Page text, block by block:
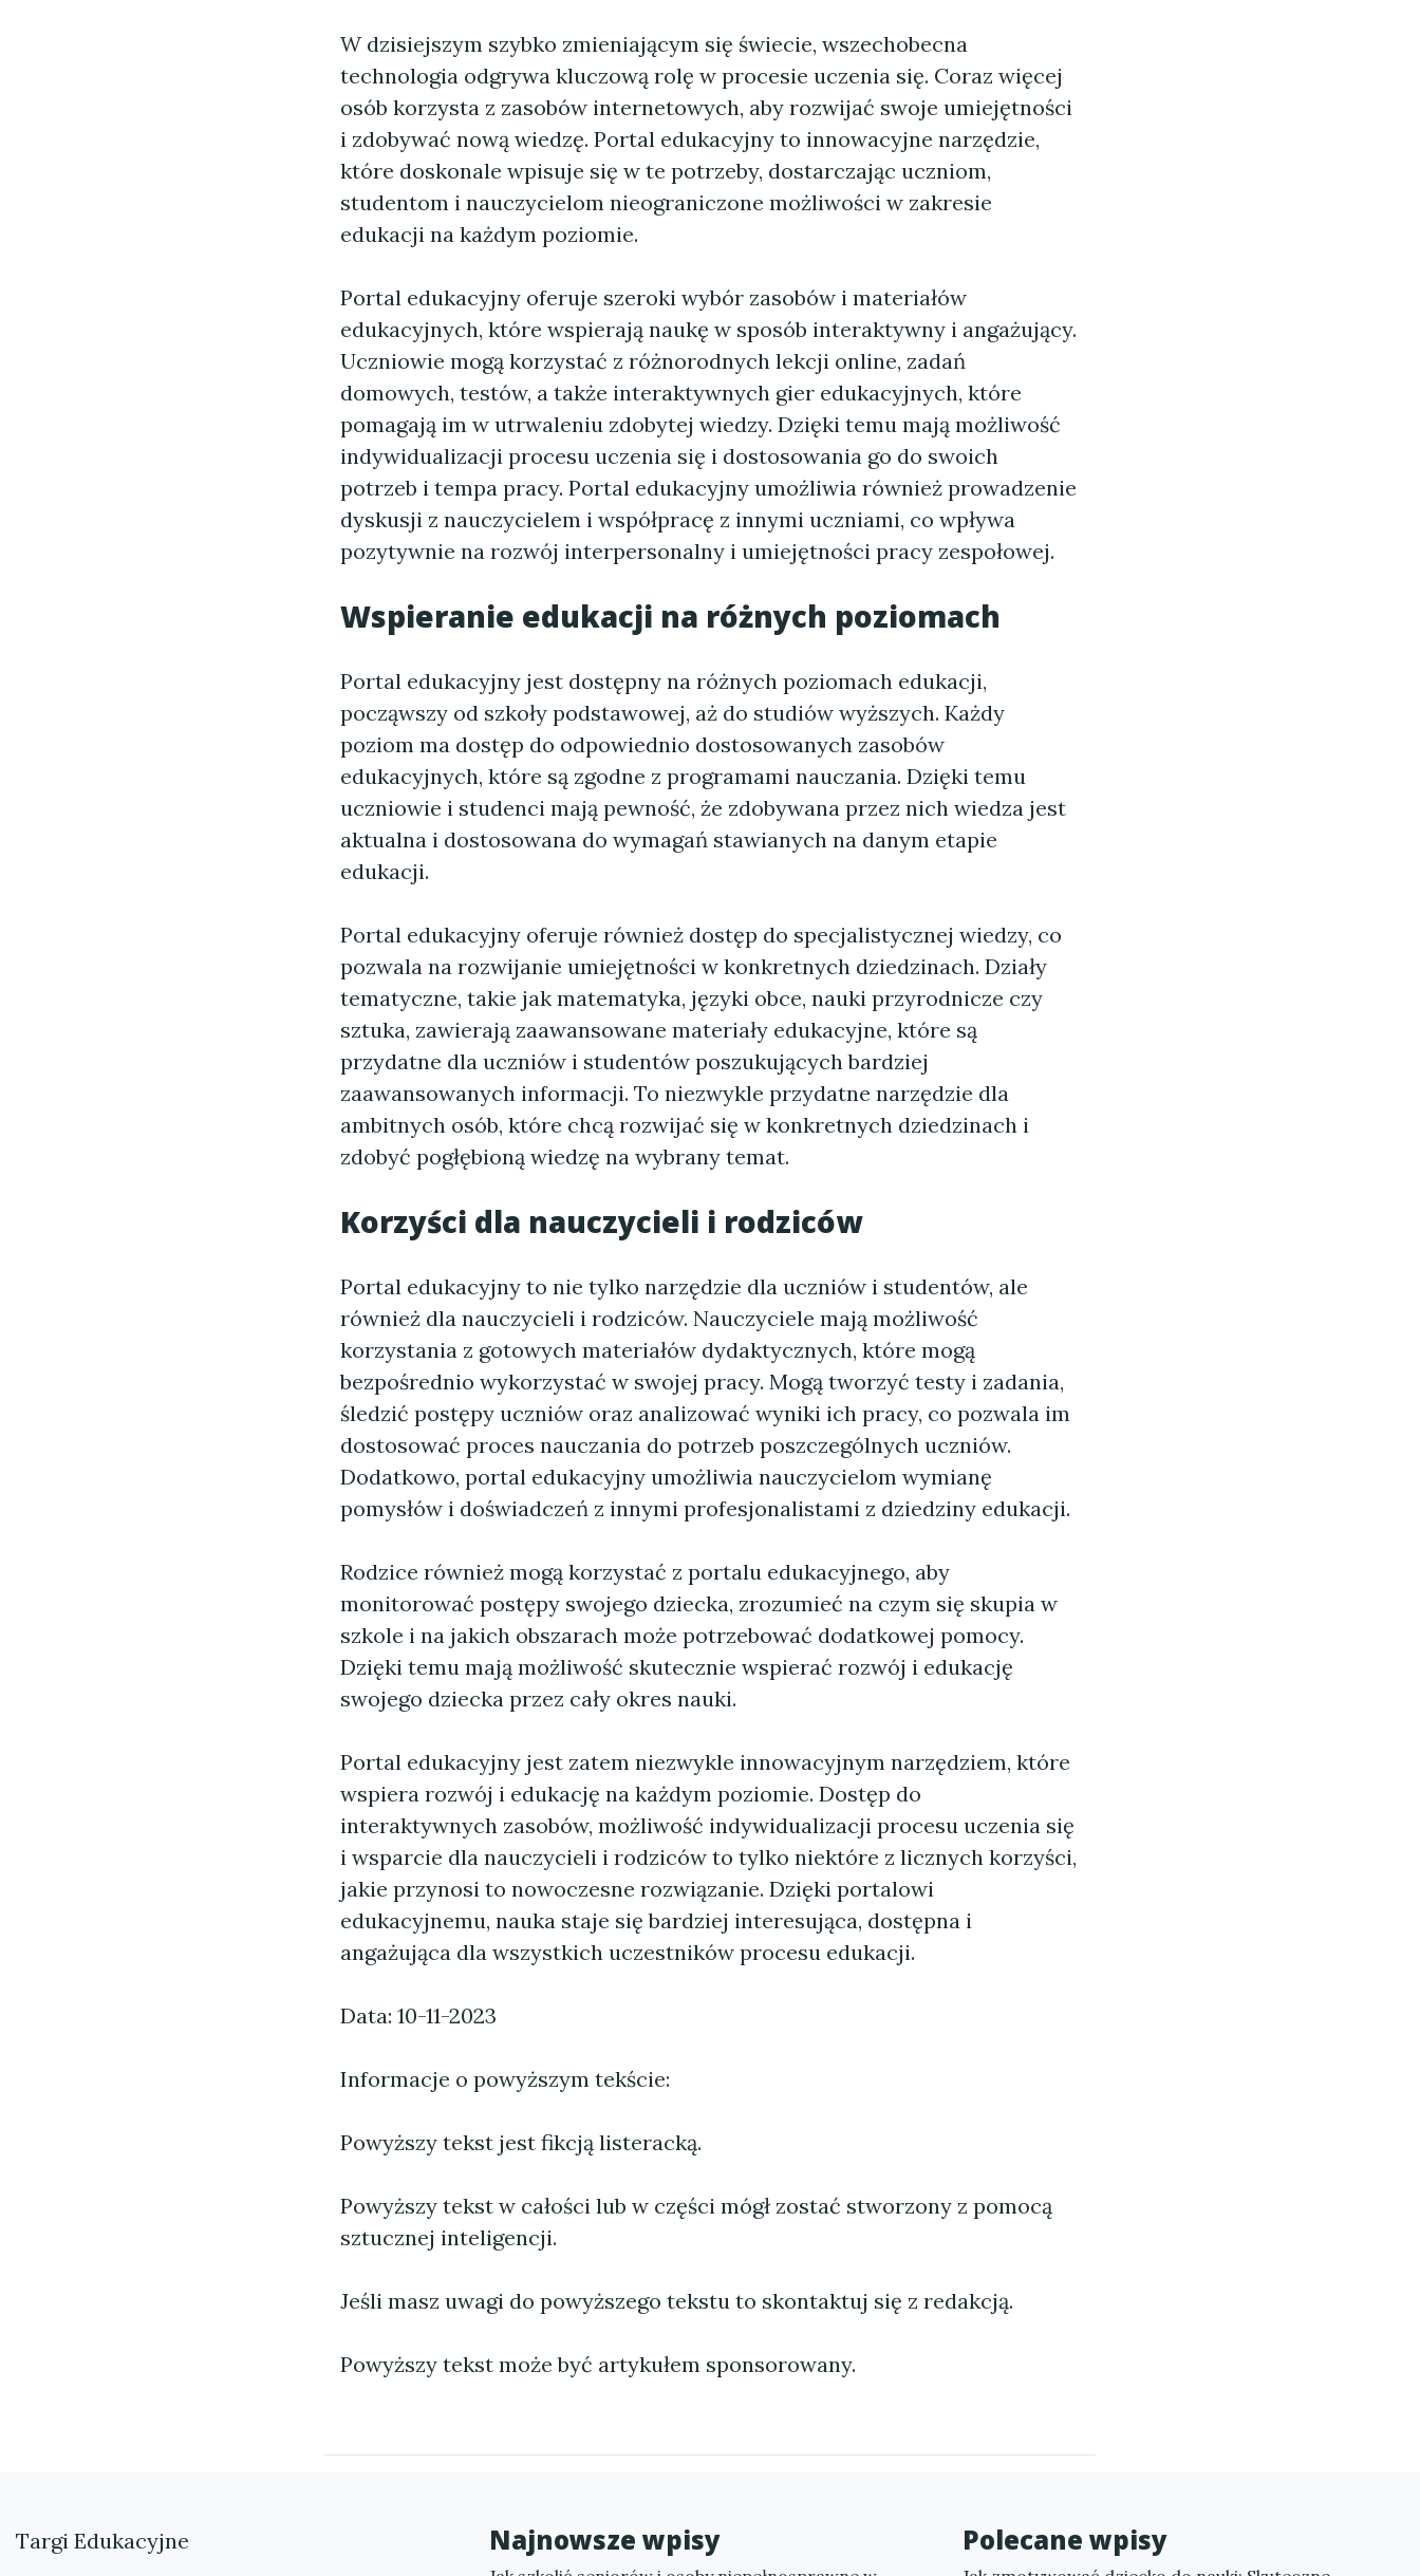
W dzisiejszym szybko zmieniającym się świecie, wszechobecna
technologia odgrywa kluczową rolę w procesie uczenia się. Coraz więcej
osób korzysta z zasobów internetowych, aby rozwijać swoje umiejętności
i zdobywać nową wiedzę. Portal edukacyjny to innowacyjne narzędzie,
które doskonale wpisuje się w te potrzeby, dostarczając uczniom,
studentom i nauczycielom nieograniczone możliwości w zakresie
edukacji na każdym poziomie.
Portal edukacyjny oferuje szeroki wybór zasobów i materiałów
edukacyjnych, które wspierają naukę w sposób interaktywny i angażujący.
Uczniowie mogą korzystać z różnorodnych lekcji online, zadań
domowych, testów, a także interaktywnych gier edukacyjnych, które
pomagają im w utrwaleniu zdobytej wiedzy. Dzięki temu mają możliwość
indywidualizacji procesu uczenia się i dostosowania go do swoich
potrzeb i tempa pracy. Portal edukacyjny umożliwia również prowadzenie
dyskusji z nauczycielem i współpracę z innymi uczniami, co wpływa
pozytywnie na rozwój interpersonalny i umiejętności pracy zespołowej.
Wspieranie edukacji na różnych poziomach
Portal edukacyjny jest dostępny na różnych poziomach edukacji,
począwszy od szkoły podstawowej, aż do studiów wyższych. Każdy
poziom ma dostęp do odpowiednio dostosowanych zasobów
edukacyjnych, które są zgodne z programami nauczania. Dzięki temu
uczniowie i studenci mają pewność, że zdobywana przez nich wiedza jest
aktualna i dostosowana do wymagań stawianych na danym etapie
edukacji.
Portal edukacyjny oferuje również dostęp do specjalistycznej wiedzy, co
pozwala na rozwijanie umiejętności w konkretnych dziedzinach. Działy
tematyczne, takie jak matematyka, języki obce, nauki przyrodnicze czy
sztuka, zawierają zaawansowane materiały edukacyjne, które są
przydatne dla uczniów i studentów poszukujących bardziej
zaawansowanych informacji. To niezwykle przydatne narzędzie dla
ambitnych osób, które chcą rozwijać się w konkretnych dziedzinach i
zdobyć pogłębioną wiedzę na wybrany temat.
Korzyści dla nauczycieli i rodziców
Portal edukacyjny to nie tylko narzędzie dla uczniów i studentów, ale
również dla nauczycieli i rodziców. Nauczyciele mają możliwość
korzystania z gotowych materiałów dydaktycznych, które mogą
bezpośrednio wykorzystać w swojej pracy. Mogą tworzyć testy i zadania,
śledzić postępy uczniów oraz analizować wyniki ich pracy, co pozwala im
dostosować proces nauczania do potrzeb poszczególnych uczniów.
Dodatkowo, portal edukacyjny umożliwia nauczycielom wymianę
pomysłów i doświadczeń z innymi profesjonalistami z dziedziny edukacji.
Rodzice również mogą korzystać z portalu edukacyjnego, aby
monitorować postępy swojego dziecka, zrozumieć na czym się skupia w
szkole i na jakich obszarach może potrzebować dodatkowej pomocy.
Dzięki temu mają możliwość skutecznie wspierać rozwój i edukację
swojego dziecka przez cały okres nauki.
Portal edukacyjny jest zatem niezwykle innowacyjnym narzędziem, które
wspiera rozwój i edukację na każdym poziomie. Dostęp do
interaktywnych zasobów, możliwość indywidualizacji procesu uczenia się
i wsparcie dla nauczycieli i rodziców to tylko niektóre z licznych korzyści,
jakie przynosi to nowoczesne rozwiązanie. Dzięki portalowi
edukacyjnemu, nauka staje się bardziej interesująca, dostępna i
angażująca dla wszystkich uczestników procesu edukacji.
Data: 10-11-2023
Informacje o powyższym tekście:
Powyższy tekst jest fikcją listeracką.
Powyższy tekst w całości lub w części mógł zostać stworzony z pomocą
sztucznej inteligencji.
Jeśli masz uwagi do powyższego tekstu to skontaktuj się z redakcją.
Powyższy tekst może być artykułem sponsorowany.
Targi Edukacyjne Najnowsze wpisy Polecane wpisy